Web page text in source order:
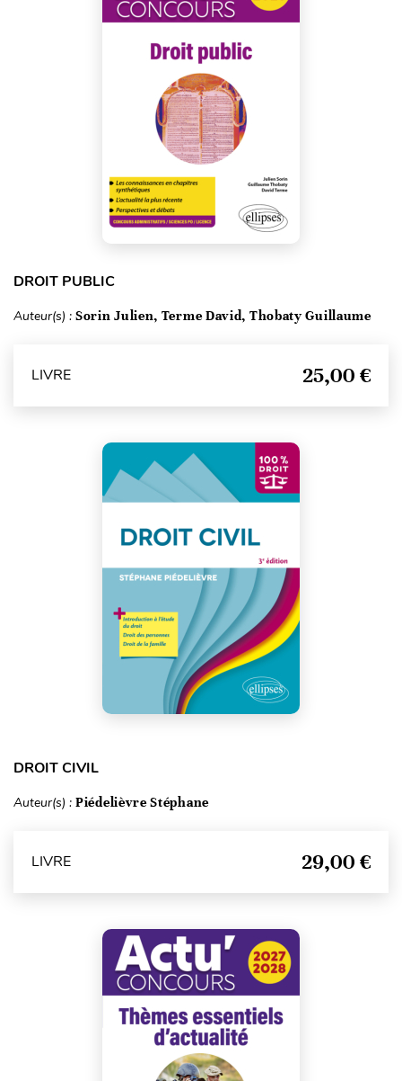
DROIT PUBLIC
Auteur(s) : Sorin Julien, Terme David, Thobaty Guillaume
LIVRE 25,00 €
DROIT CIVIL
Auteur(s) : Piédelièvre Stéphane
LIVRE 29,00 €